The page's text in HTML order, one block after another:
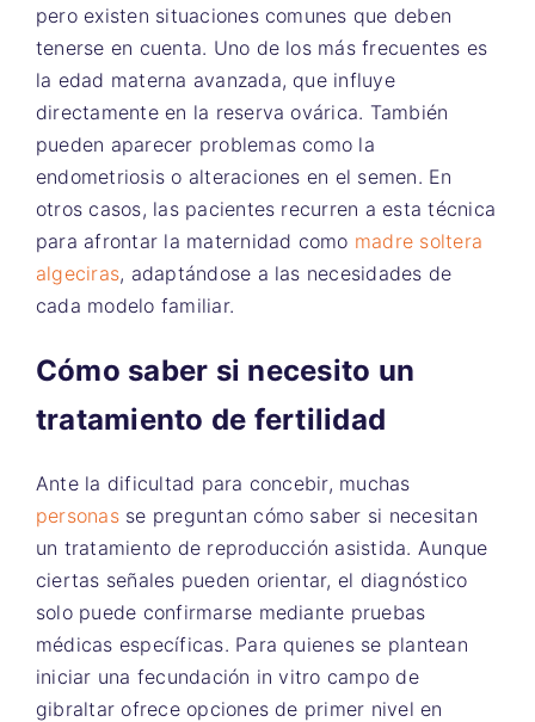
pero existen situaciones comunes que deben
tenerse en cuenta. Uno de los más frecuentes es
la edad materna avanzada, que influye
directamente en la reserva ovárica. También
pueden aparecer problemas como la
endometriosis o alteraciones en el semen. En
otros casos, las pacientes recurren a esta técnica
para afrontar la maternidad como madre soltera
algeciras, adaptándose a las necesidades de
cada modelo familiar.
Cómo saber si necesito un
tratamiento de fertilidad
Ante la dificultad para concebir, muchas
personasse preguntan cómo saber si necesitan
un tratamiento de reproducción asistida. Aunque
ciertas señales pueden orientar, el diagnóstico
solo puede confirmarse mediante pruebas
médicas específicas. Para quienes se plantean
iniciar una fecundación in vitro campo de
gibraltar ofrece opciones de primer nivel en